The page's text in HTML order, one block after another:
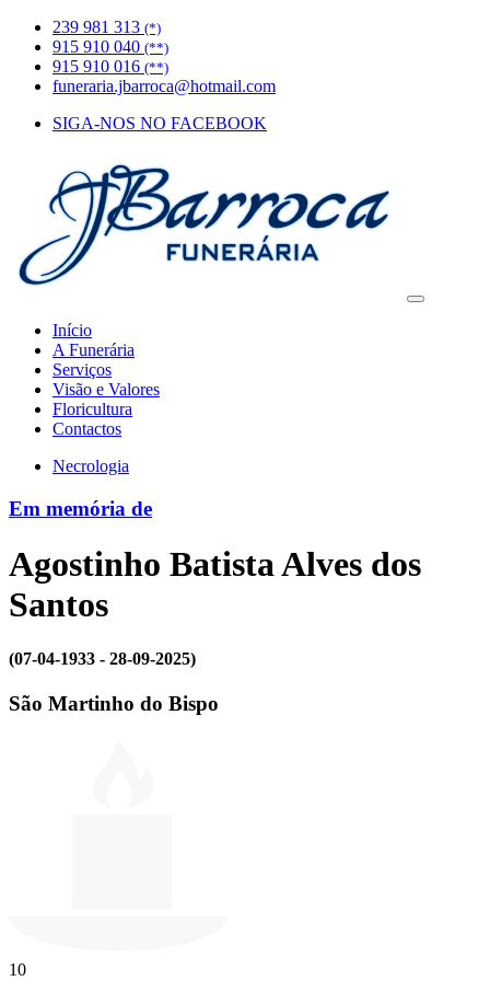
239 981 313 (*)
915 910 040 (**)
915 910 016 (**)
funeraria.jbarroca@hotmail.com
SIGA-NOS NO FACEBOOK
Início
A Funerária
Serviços
Visão e Valores
Floricultura
Contactos
Necrologia
Em memória de
Agostinho Batista Alves dos
Santos
(07-04-1933 - 28-09-2025)
São Martinho do Bispo
10